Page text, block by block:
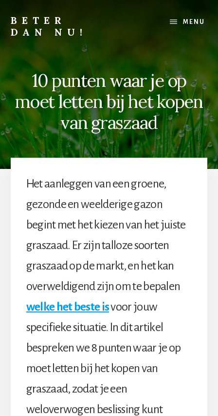
content
footer
BETER
DAN NU!
financieel,
alles
kan
altijd
beter
MENU
10 punten waar je op
moet letten bij het kopen
van graszaad
Het aanleggen van een groene,
gezonde en weelderige gazon
begint met het kiezen van het juiste
graszaad. Er zijn talloze soorten
graszaad op de markt, en het kan
overweldigend zijn om te bepalen
welke het beste isvoor jouw
specifieke situatie. In dit artikel
bespreken we 8 punten waar je op
moet letten bij het kopen van
graszaad, zodat je een
weloverwogen beslissing kunt